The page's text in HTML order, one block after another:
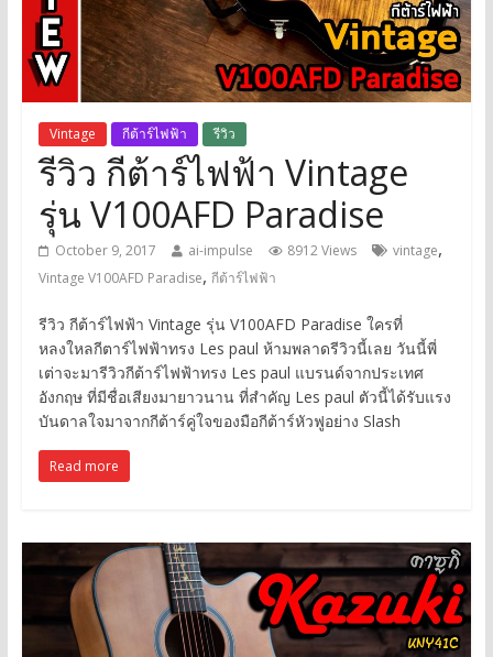
Vintage กีต้าร์ไฟฟ้า รีวิว
รีวิว กีต้าร์ไฟฟ้า Vintage
รุ่น V100AFD Paradise
October 9, 2017 ai-impulse 8912 Views vintage,
Vintage V100AFD Paradise, กีต้าร์ไฟฟ้า
รีวิว กีต้าร์ไฟฟ้า Vintage รุ่น V100AFD Paradise ใครที่
หลงใหลกีตาร์ไฟฟ้าทรง Les paul ห้ามพลาดรีวิวนี้เลย วันนี้พี่
เต่าจะมารีวิวกีต้าร์ไฟฟ้าทรง Les paul แบรนด์จากประเทศ
อังกฤษ ที่มีชื่อเสียงมายาวนาน ที่สำคัญ Les paul ตัวนี้ได้รับแรง
บันดาลใจมาจากกีต้าร์คู่ใจของมือกีต้าร์หัวฟูอย่าง Slash
Read more